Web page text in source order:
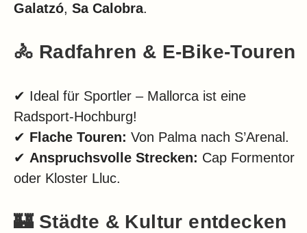
Galatzó, Sa Calobra.
🚴 Radfahren & E-Bike-Touren
✔ Ideal für Sportler – Mallorca ist eine
Radsport-Hochburg!
✔ Flache Touren: Von Palma nach S’Arenal.
✔ Anspruchsvolle Strecken: Cap Formentor
oder Kloster Lluc.
🏰 Städte & Kultur entdecken